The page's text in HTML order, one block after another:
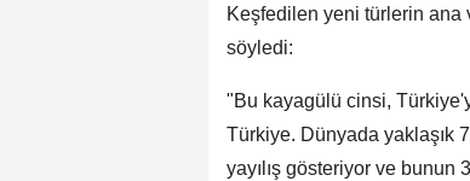
Keşfedilen yeni türlerin ana
söyledi:
"Bu kayagülü cinsi,
Türkiye. Dünyada yaklaşık
yayılış gösteriyor ve bunun